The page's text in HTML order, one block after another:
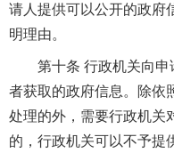
请人提供可以公开的政府
明理由。
第十条 行政机关向
者获取的政府信息。除依
处理的外，需要行政机关
的，行政机关可以不予提